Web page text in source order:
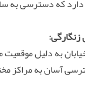
که دسترسی به
به دلیل
آسان به مراکز